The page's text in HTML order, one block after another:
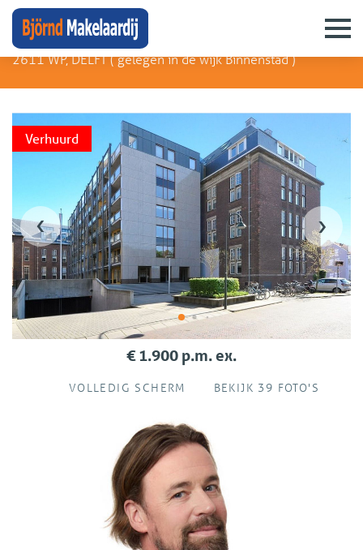
Raam 86
2611 WP, DELFT (gelegen in de wijk Binnenstad)
Verhuurd
‹ ›
€ 1.900 p.m. ex.
VOLLEDIG SCHERM BEKIJK 39 FOTO'S